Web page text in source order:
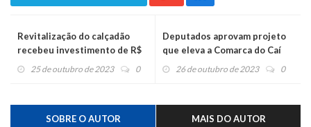
Revitalização do calçadão
recebeu investimento de R$
330 mil
25 de outubro de 2023 0
Deputados aprovam projeto
que eleva a Comarca do Caí
26 de outubro de 2023 0
SOBRE O AUTOR MAIS DO AUTOR